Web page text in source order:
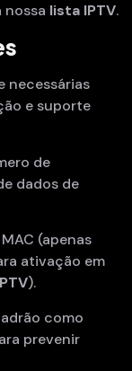
nossa lista IPTV.
necessárias
e suporte
de
dados de
(apenas
ativação em
).
como
prevenir